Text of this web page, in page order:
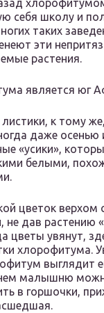
себя школу и
таких
эти
растения.
является юг
к тому
даже осенью
«усики»,
белыми,
цветок верхом
не дав растению
цветы увянут,
хлорофитума.
выглядит
малышню
в горшочки,